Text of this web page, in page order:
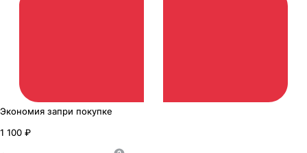
Экономия запри покупке
1 100 ₽